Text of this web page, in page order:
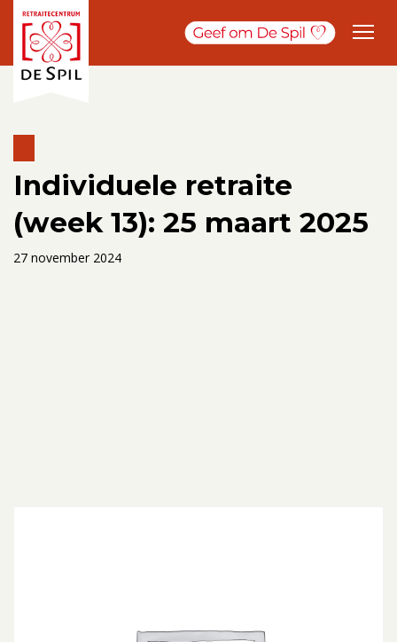
Individuele retraite
(week 13): 25 maart 2025
27 november 2024